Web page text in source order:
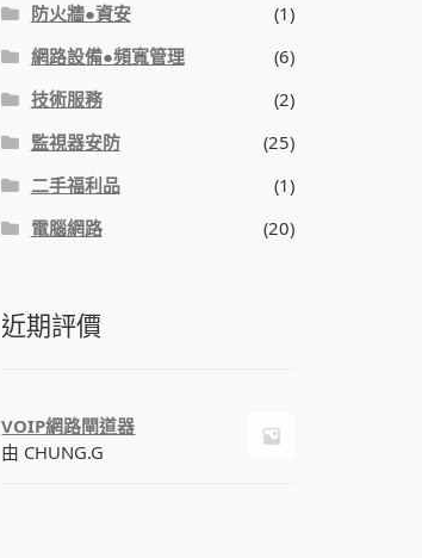
防火牆●資安
(1)
網路設備●頻寬管理
(6)
技術服務
(2)
監視器安防
(25)
二手福利品
(1)
電腦網路
(20)
近期評價
VOIP網路閘道器
由 CHUNG.G